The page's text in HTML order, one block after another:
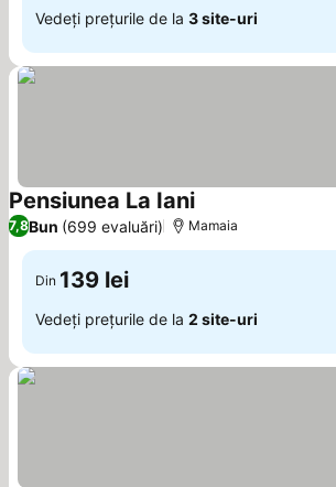
Vedeți prețurile de la 3 site-uri
Pensiunea La Iani
7,8Bun (699 evaluări) Mamaia
Din 139 lei
Vedeți prețurile de la 2 site-uri